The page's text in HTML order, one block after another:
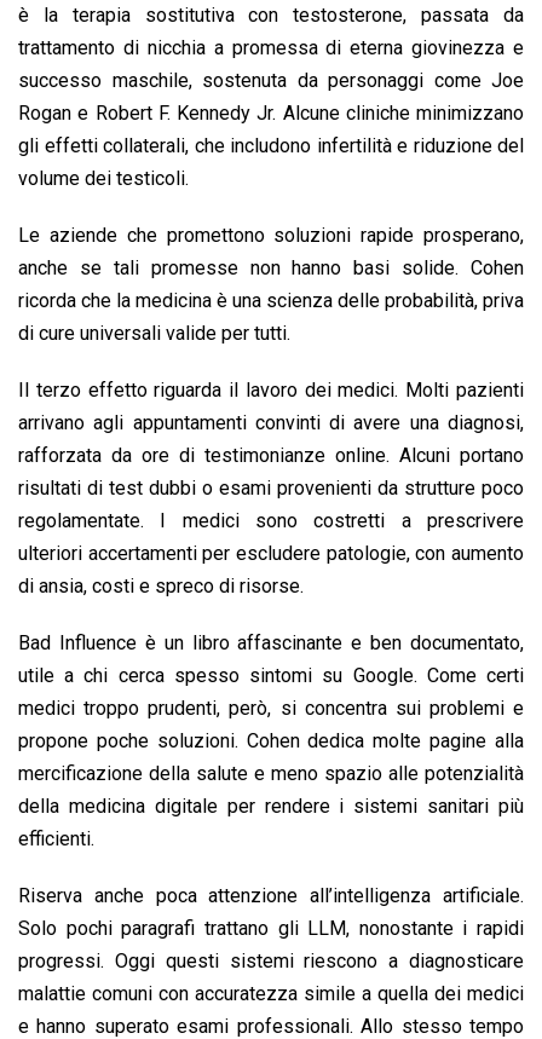
è la terapia sostitutiva con testosterone, passata da
trattamento di nicchia a promessa di eterna giovinezza e
successo maschile, sostenuta da personaggi come Joe
Rogan e Robert F. Kennedy Jr. Alcune cliniche minimizzano
gli effetti collaterali, che includono infertilità e riduzione del
volume dei testicoli.
Le aziende che promettono soluzioni rapide prosperano,
anche se tali promesse non hanno basi solide. Cohen
ricorda che la medicina è una scienza delle probabilità, priva
di cure universali valide per tutti.
Il terzo effetto riguarda il lavoro dei medici. Molti pazienti
arrivano agli appuntamenti convinti di avere una diagnosi,
rafforzata da ore di testimonianze online. Alcuni portano
risultati di test dubbi o esami provenienti da strutture poco
regolamentate. I medici sono costretti a prescrivere
ulteriori accertamenti per escludere patologie, con aumento
di ansia, costi e spreco di risorse.
Bad Influence è un libro affascinante e ben documentato,
utile a chi cerca spesso sintomi su Google. Come certi
medici troppo prudenti, però, si concentra sui problemi e
propone poche soluzioni. Cohen dedica molte pagine alla
mercificazione della salute e meno spazio alle potenzialità
della medicina digitale per rendere i sistemi sanitari più
efficienti.
Riserva anche poca attenzione all’intelligenza artificiale.
Solo pochi paragrafi trattano gli LLM, nonostante i rapidi
progressi. Oggi questi sistemi riescono a diagnosticare
malattie comuni con accuratezza simile a quella dei medici
e hanno superato esami professionali. Allo stesso tempo